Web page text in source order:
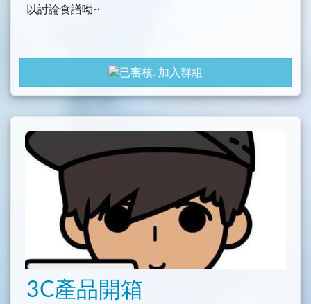
以討論食譜呦~
加入群組
3C產品開箱